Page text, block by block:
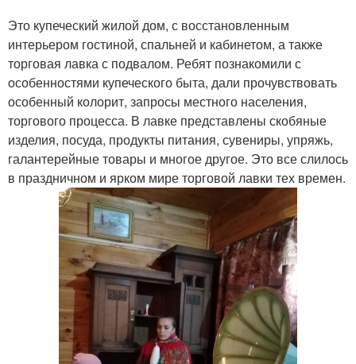
Это купеческий жилой дом, с восстановленным
интерьером гостиной, спальней и кабинетом, а также
торговая лавка с подвалом. Ребят познакомили с
особенностями купеческого быта, дали прочувствовать
особенный колорит, запросы местного населения,
торгового процесса. В лавке представлены скобяные
изделия, посуда, продукты питания, сувениры, упряжь,
галантерейные товары и многое другое. Это все слилось
в праздничном и ярком мире торговой лавки тех времен.